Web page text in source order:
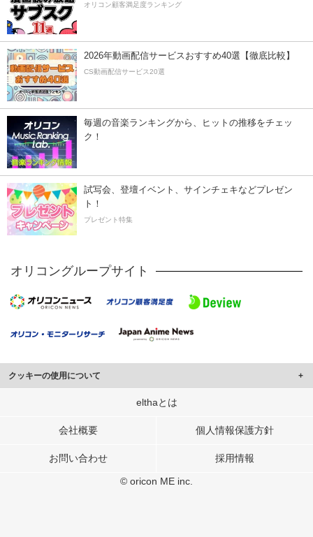
オリコン顧客満足度ランキング
2026年動画配信サービスおすすめ40選【徹底比較】
CS動画配信サービス20選
毎週の音楽ランキングから、ヒットの推移をチェッ
ク！
試写会、登壇イベント、サインチェキなどプレゼン
ト！
プレゼント特集
オリコングループサイト
クッキーの使用について
このサイトでは Cookie を使用して、ユーザーに合わせたコンテンツや広告の
行っています。
メディアや広告配信、データ解析の各パートナーに提供しています。
elthaとは
会社概要 個人情報保護方針
お問い合わせ 採用情報
© oricon ME inc.